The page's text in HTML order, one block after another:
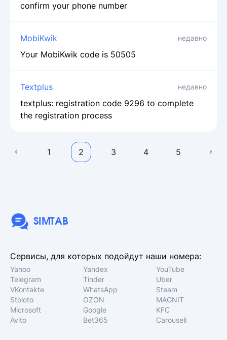
confirm your phone number
MobiKwik недавно
Your MobiKwik code is 50505
Textplus недавно
textplus: registration code 9296 to complete
the registration process
1 2 3 4 5
SIMTAB
Сервисы, для которых подойдут наши номера:
Yahoo Yandex
YouTube
Telegram
Tinder
Uber
VKontakte
WhatsApp
Steam
Stoloto
OZON
MAGNIT
Microsoft
Google
KFC
Avito
Bet365 Carousell